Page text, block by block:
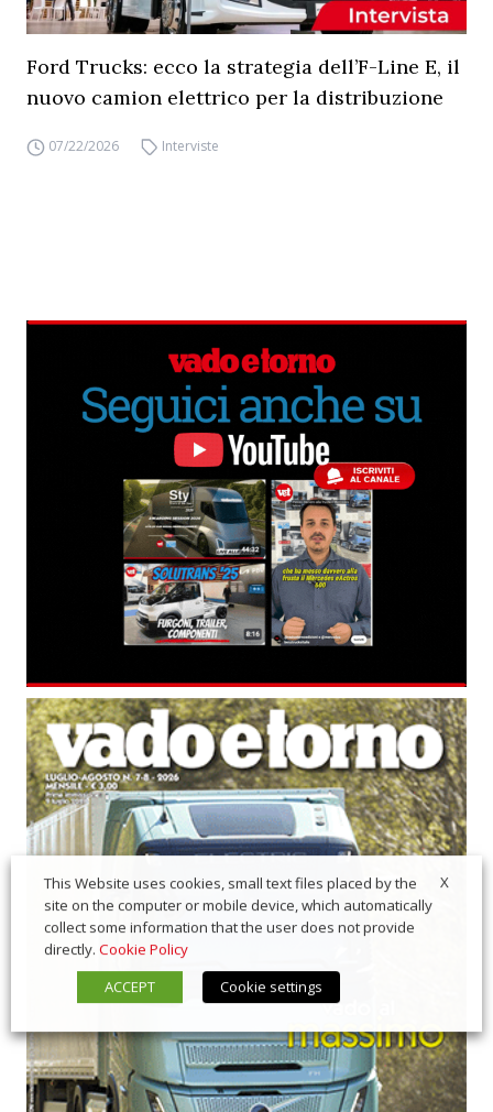
Ford Trucks: ecco la strategia dell’F-Line E, il
nuovo camion elettrico per la distribuzione
07/22/2026 Interviste
X
This Website uses cookies, small text files placed by the
site on the computer or mobile device, which automatically
collect some information that the user does not provide
directly. Cookie Policy
ACCEPT
Cookie settings